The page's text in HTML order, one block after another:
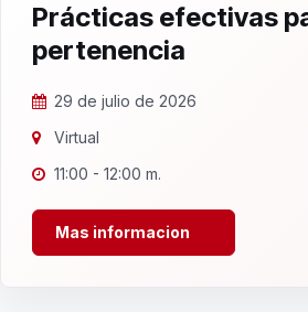
Prácticas efectivas
pertenencia
29 de julio de 2026
Virtual
11:00 - 12:00 m.
Mas informacion